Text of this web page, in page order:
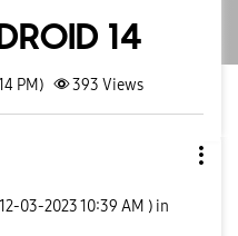
14
PM) 393 Views
‎12-03-202310:39 AM ) in